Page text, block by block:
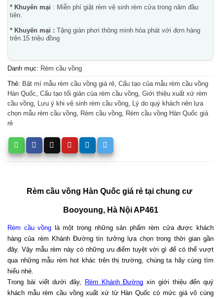
* Khuyến mại : Miễn phí giặt rèm vệ sinh rèm cửa trong năm đầu
tiên.
* Khuyến mại : Tặng giàn phơi thông minh hòa phát với đơn hàng
trên 15 triệu đồng
Danh mục: Rèm cầu vồng
Thẻ: Bật mí mẫu rèm cầu vồng giá rẻ, Cấu tạo của mẫu rèm cầu vồng
Hàn Quốc, Cấu tạo tối giản của rèm cầu vồng, Giới thiệu xuất xứ rèm
cầu vồng, Lưu ý khi vệ sinh rèm cầu vồng, Lý do quý khách nên lựa
chọn mẫu rèm cầu vồng, Rèm cầu vồng, Rèm cầu vồng Hàn Quốc giá
rẻ
Rèm cầu vồng Hàn Quốc giá rẻ tại chung cư
Booyoung, Hà Nội AP461
Rèm cầu vồng là một trong những sản phẩm rèm cửa được khách
hàng của rèm Khánh Đường tin tưởng lựa chọn trong thời gian gần
đây. Vậy mẫu rèm này có những ưu điểm tuyệt vời gì để có thể vượt
qua những mẫu rèm hot khác trên thị trường, chúng ta hãy cùng tìm
hiểu nhé.
Trong bài viết dưới đây, Rèm Khánh Đường xin giới thiệu đến quý
khách mẫu rèm cầu vồng xuất xứ từ Hàn Quốc có mức giá vô cùng